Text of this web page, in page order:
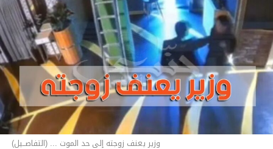
وزير يعنف زوجته إلى حد الموت ... (التفاصــيل)